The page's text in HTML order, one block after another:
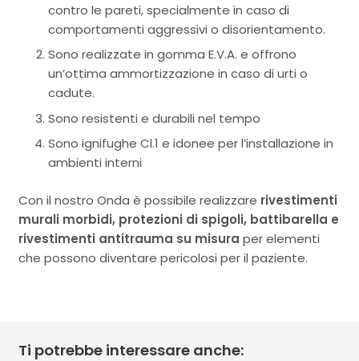
contro le pareti, specialmente in caso di
comportamenti aggressivi o disorientamento.
Sono realizzate in gomma E.V.A. e offrono
un’ottima ammortizzazione in caso di urti o
cadute.
Sono resistenti e durabili nel tempo
Sono ignifughe Cl.1 e idonee per l’installazione in
ambienti interni
Con il nostro Onda è possibile realizzare rivestimenti
murali morbidi, protezioni di spigoli, battibarella e
rivestimenti antitrauma su misura per elementi
che possono diventare pericolosi per il paziente.
Ti potrebbe interessare anche: